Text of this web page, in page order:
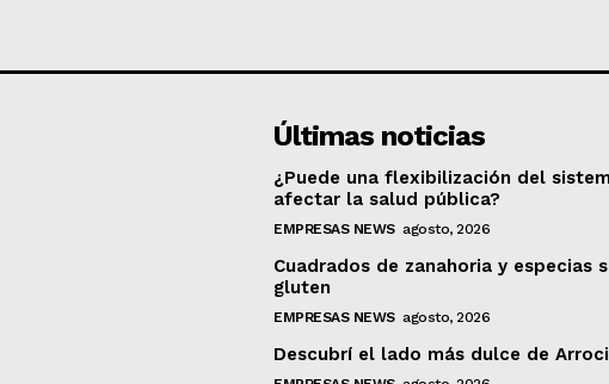
Últimas noticias
¿Puede una flexibilización del
afectar la salud pública?
EMPRESAS NEWS agosto, 2026
Cuadrados de zanahoria y especias
gluten
EMPRESAS NEWS agosto, 2026
Descubrí el lado más dulce de